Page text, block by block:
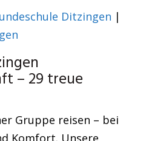
Ditzingen |
– 29 treue
Gruppe reisen – bei
Komfort. Unsere